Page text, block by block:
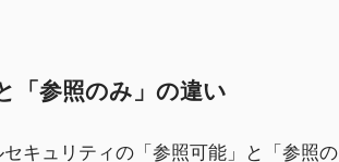
「参照のみ」の違い
キュリティの「参照可能」と「参照の